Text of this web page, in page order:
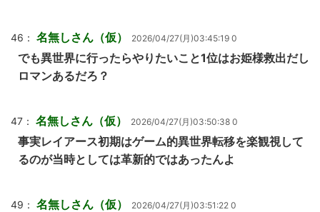
46： 名無しさん（仮） 2026/04/27(月)03:45:19 0
でも異世界に行ったらやりたいこと1位はお姫様救出だし
ロマンあるだろ？
47： 名無しさん（仮） 2026/04/27(月)03:50:38 0
事実レイアース初期はゲーム的異世界転移を楽観視して
るのが当時としては革新的ではあったんよ
49： 名無しさん（仮） 2026/04/27(月)03:51:22 0